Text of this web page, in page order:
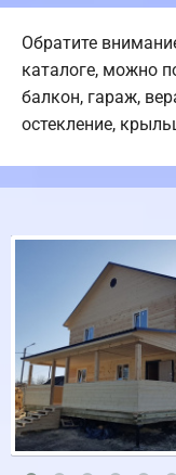
Обратите
каталоге, можно
балкон, гараж,
остекление,